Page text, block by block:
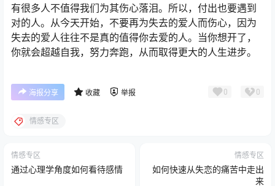
有很多人不值得我们为其伤心落泪。所以，付出也要遇到
对的人。从今天开始，不要再为失去的爱人而伤心，因为
失去的爱人往往不是真的值得你去爱的人。当你想开了，
你就会超越自我，努力奔跑，从而取得更大的人生进步。
海报分享 收藏 举报 0 0
情感专区
情感专区
通过心理学角度如何看待感情
情感专区
如何快速从失恋的痛苦中走出
来